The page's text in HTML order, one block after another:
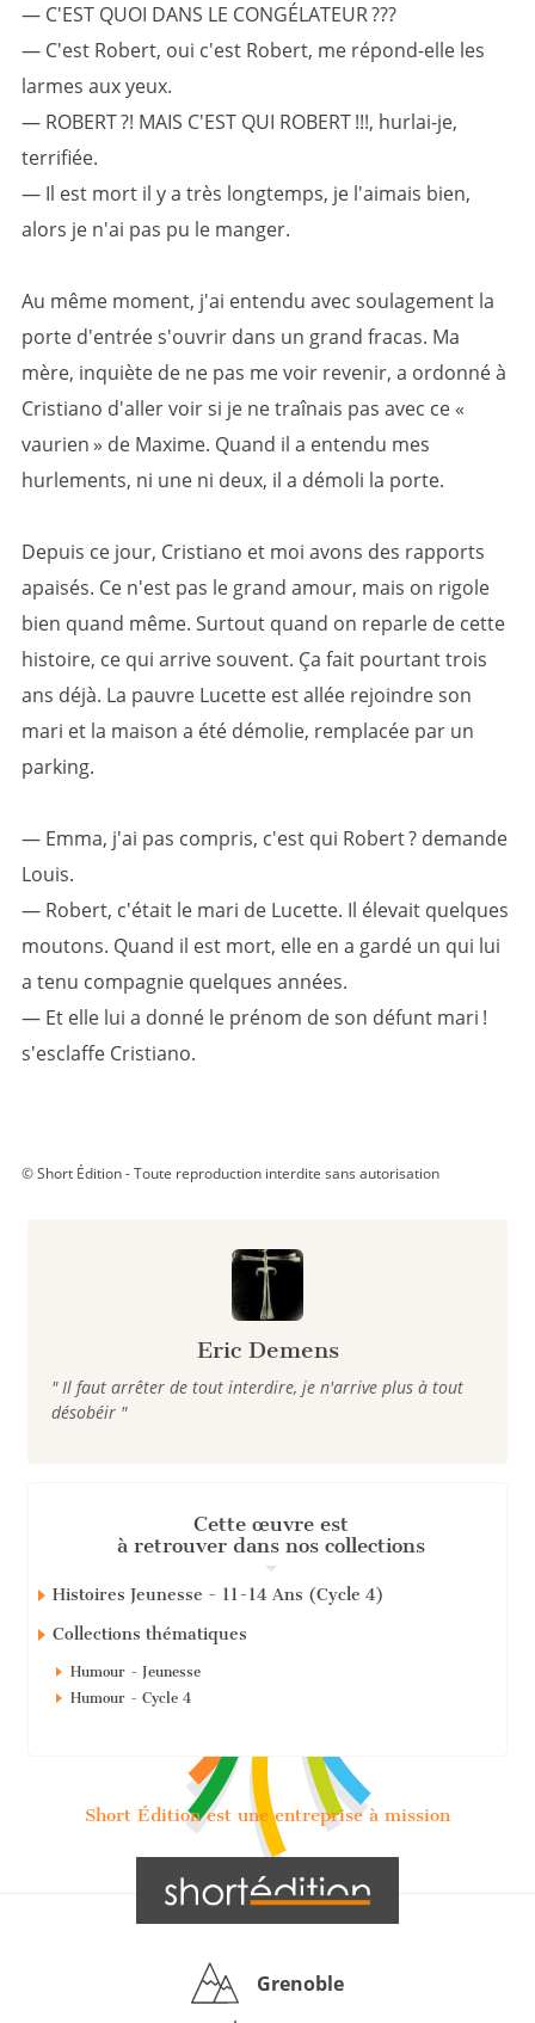
Eric Demens
" Il faut arrêter de tout interdire, je n'arrive plus à tout
désobéir "
Cette œuvre est
à retrouver dans nos collections
Histoires Jeunesse - 11-14 Ans (Cycle 4)
Collections thématiques
Humour - Jeunesse
Humour - Cycle 4
— C'EST QUOI DANS LE CONGÉLATEUR ???
— C'est Robert, oui c'est Robert, me répond-elle les
larmes aux yeux.
— ROBERT ?! MAIS C'EST QUI ROBERT !!!, hurlai-je,
terrifiée.
— Il est mort il y a très longtemps, je l'aimais bien,
alors je n'ai pas pu le manger.
Au même moment, j'ai entendu avec soulagement la
porte d'entrée s'ouvrir dans un grand fracas. Ma
mère, inquiète de ne pas me voir revenir, a ordonné à
Cristiano d'aller voir si je ne traînais pas avec ce «
vaurien » de Maxime. Quand il a entendu mes
hurlements, ni une ni deux, il a démoli la porte.
Depuis ce jour, Cristiano et moi avons des rapports
apaisés. Ce n'est pas le grand amour, mais on rigole
bien quand même. Surtout quand on reparle de cette
histoire, ce qui arrive souvent. Ça fait pourtant trois
ans déjà. La pauvre Lucette est allée rejoindre son
mari et la maison a été démolie, remplacée par un
parking.
— Emma, j'ai pas compris, c'est qui Robert ? demande
Louis.
— Robert, c'était le mari de Lucette. Il élevait quelques
moutons. Quand il est mort, elle en a gardé un qui lui
a tenu compagnie quelques années.
— Et elle lui a donné le prénom de son défunt mari !
s'esclaffe Cristiano.
© Short Édition - Toute reproduction interdite sans autorisation
Short Édition est une entreprise à mission
Grenoble